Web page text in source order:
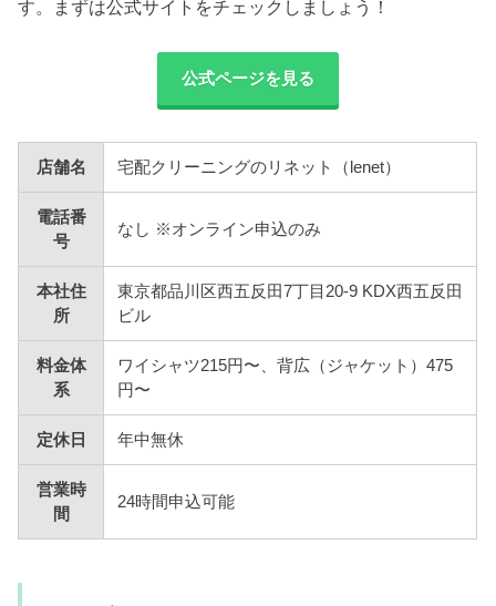
す。まずは公式サイトをチェックしましょう！
公式ページを見る
店舗名 宅配クリーニングのリネット（lenet）
電話番
号
なし ※オンライン申込のみ
本社住
所
東京都品川区西五反田7丁目20-9 KDX西五反田
ビル
料金体
系
ワイシャツ215円〜、背広（ジャケット）475
円〜
定休日 年中無休
営業時
間
24時間申込可能